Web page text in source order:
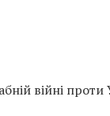
війні проти